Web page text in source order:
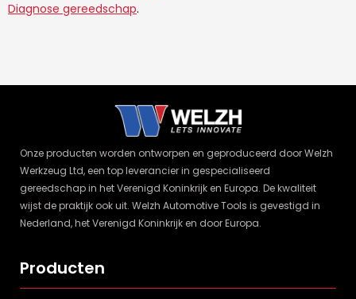
Diagnose gereedschap.
Onze producten worden ontworpen en geproduceerd door Welzh
Werkzeug Ltd, een top leverancier in gespecialiseerd
gereedschap in het Verenigd Koninkrijk en Europa. De kwaliteit
wijst de praktijk ook uit. Welzh Automotive Tools is gevestigd in
Nederland, het Verenigd Koninkrijk en door Europa.
Producten